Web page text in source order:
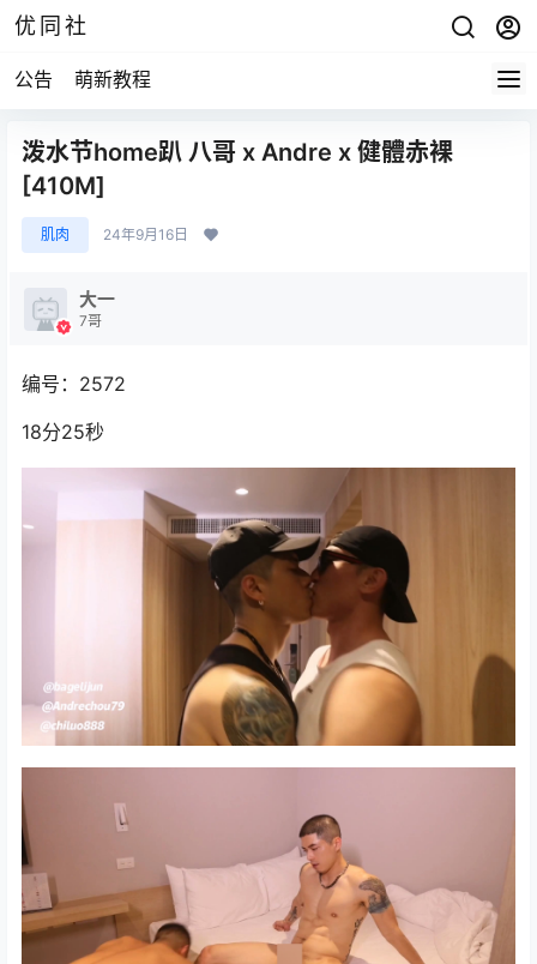
优同社
公告 萌新教程
泼水节home趴 八哥 x Andre x 健體赤裸
[410M]
肌肉 24年9月16日
大一
7哥
编号：2572
18分25秒